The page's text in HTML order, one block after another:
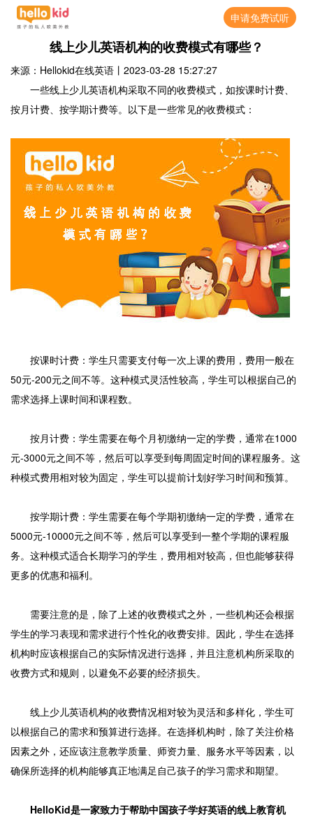
申请免费试听
线上少儿英语机构的收费模式有哪些？
来源：Hellokid在线英语 丨 2023-03-28 15:27:27
一些线上少儿英语机构采取不同的收费模式，如按课时计费、
按月计费、按学期计费等。以下是一些常见的收费模式：
按课时计费：学生只需要支付每一次上课的费用，费用一般在
50元-200元之间不等。这种模式灵活性较高，学生可以根据自己的
需求选择上课时间和课程数。
按月计费：学生需要在每个月初缴纳一定的学费，通常在1000
元-3000元之间不等，然后可以享受到每周固定时间的课程服务。这
种模式费用相对较为固定，学生可以提前计划好学习时间和预算。
按学期计费：学生需要在每个学期初缴纳一定的学费，通常在
5000元-10000元之间不等，然后可以享受到一整个学期的课程服
务。这种模式适合长期学习的学生，费用相对较高，但也能够获得
更多的优惠和福利。
需要注意的是，除了上述的收费模式之外，一些机构还会根据
学生的学习表现和需求进行个性化的收费安排。因此，学生在选择
机构时应该根据自己的实际情况进行选择，并且注意机构所采取的
收费方式和规则，以避免不必要的经济损失。
线上少儿英语机构的收费情况相对较为灵活和多样化，学生可
以根据自己的需求和预算进行选择。在选择机构时，除了关注价格
因素之外，还应该注意教学质量、师资力量、服务水平等因素，以
确保所选择的机构能够真正地满足自己孩子的学习需求和期望。
HelloKid是一家致力于帮助中国孩子学好英语的线上教育机